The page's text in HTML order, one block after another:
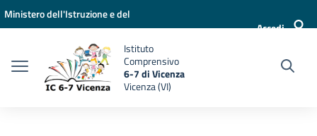
Vai ai contenuti
Vai al menu di navigazione
Vai al footer
Ministero dell'Istruzione e del
Accedi
Istituto
Comprensivo
6-7 di Vicenza
Vicenza (VI)